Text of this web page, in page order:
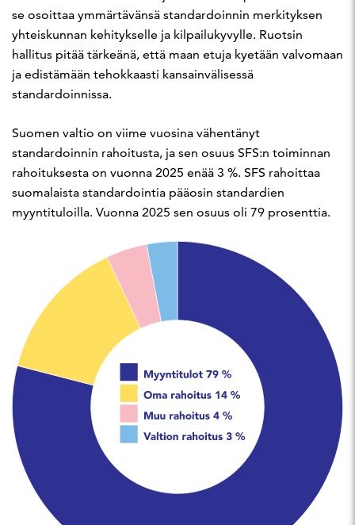
se osoittaa ymmärtävänsä standardoinnin merkityksen
yhteiskunnan kehitykselle ja kilpailukyvylle. Ruotsin
hallitus pitää tärkeänä, että maan etuja kyetään valvomaan
ja edistämään tehokkaasti kansainvälisessä
standardoinnissa.
Suomen valtio on viime vuosina vähentänyt
standardoinnin rahoitusta, ja sen osuus SFS:n toiminnan
rahoituksesta on vuonna 2025 enää 3 %. SFS rahoittaa
suomalaista standardointia pääosin standardien
myyntituloilla. Vuonna 2025 sen osuus oli 79 prosenttia.